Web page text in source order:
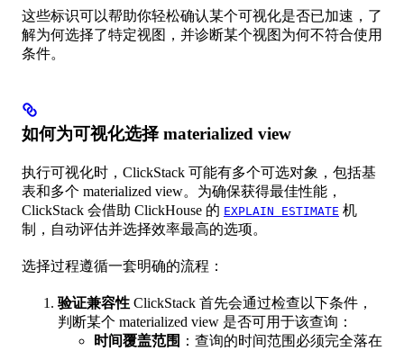
这些标识可以帮助你轻松确认某个可视化是否已加速，了
解为何选择了特定视图，并诊断某个视图为何不符合使用
条件。
如何为可视化选择 materialized view
执行可视化时，ClickStack 可能有多个可选对象，包括基
表和多个 materialized view。为确保获得最佳性能，
ClickStack 会借助 ClickHouse 的 EXPLAIN ESTIMATE 机
制，自动评估并选择效率最高的选项。
选择过程遵循一套明确的流程：
验证兼容性 ClickStack 首先会通过检查以下条件，
判断某个 materialized view 是否可用于该查询：
时间覆盖范围 ：查询的时间范围必须完全落在